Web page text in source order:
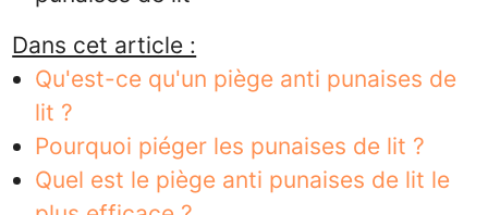
Dans cet article :
Qu'est-ce qu'un piège anti punaises de
lit ?
Pourquoi piéger les punaises de lit ?
Quel est le piège anti punaises de lit le